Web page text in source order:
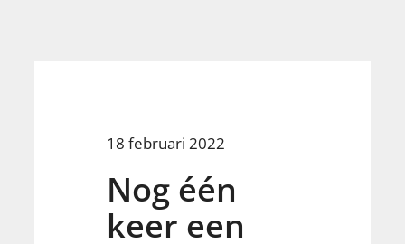
18 februari 2022
Nog één
keer een